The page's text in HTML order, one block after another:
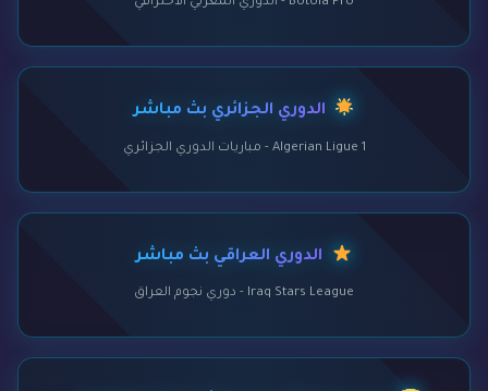
Botola Pro - الدوري المغربي الاحترافي
الدوري الجزائري بث مباشر
Algerian Ligue 1 - مباريات الدوري الجزائري
الدوري العراقي بث مباشر
Iraq Stars League - دوري نجوم العراق